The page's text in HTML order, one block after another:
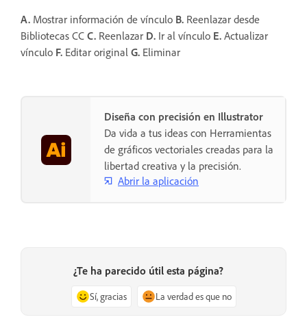
A. Mostrar información de vínculo B. Reenlazar desde
Bibliotecas CC C. Reenlazar D. Ir al vínculo E. Actualizar
vínculo F. Editar original G. Eliminar
Diseña con precisión en Illustrator
Da vida a tus ideas con Herramientas
de gráficos vectoriales creadas para la
libertad creativa y la precisión.
Abrir la aplicación
¿Te ha parecido útil esta página?
Sí, gracias La verdad es que no